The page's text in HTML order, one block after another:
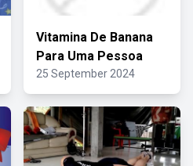
Vitamina De Banana
Para Uma Pessoa
25 September 2024